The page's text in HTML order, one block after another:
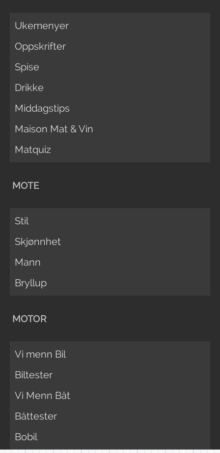
Ukemenyer
Oppskrifter
Spise
Drikke
Middagstips
Maison Mat & Vin
Matquiz
MOTE
Stil
Skjønnhet
Mann
Bryllup
MOTOR
Vi menn Bil
Biltester
Vi Menn Båt
Båttester
Bobil